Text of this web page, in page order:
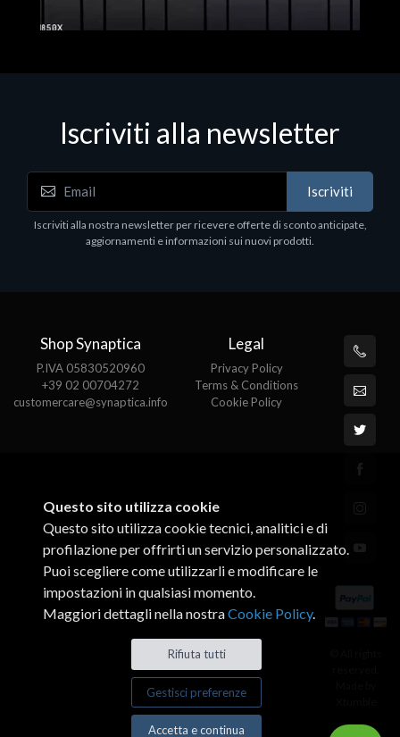
WD_BLACK SN850X NVMe SSD
WDBB9H0020BNC - SSD - 2 TB - interno - M.2
2280 - PCIe 4.0 (NVMe) - dissipatore integrato -
nero
Iscriviti alla newsletter
Iscriviti
Iscriviti alla nostra newsletter per ricevere offerte di sconto anticipate,
aggiornamenti e informazioni sui nuovi prodotti.
Shop Synaptica
P.IVA 05830520960
+39 02 00704272
customercare@synaptica.info
Legal
Privacy Policy
Terms & Conditions
Cookie Policy
Questo sito utilizza cookie
Questo sito utilizza cookie tecnici, analitici e di
profilazione per offrirti un servizio personalizzato.
Puoi scegliere come utilizzarli e modificare le
impostazioni in qualsiasi momento.
Maggiori dettagli nella nostraCookie Policy.
Rifiuta tutti
Gestisci preferenze
Accetta e continua